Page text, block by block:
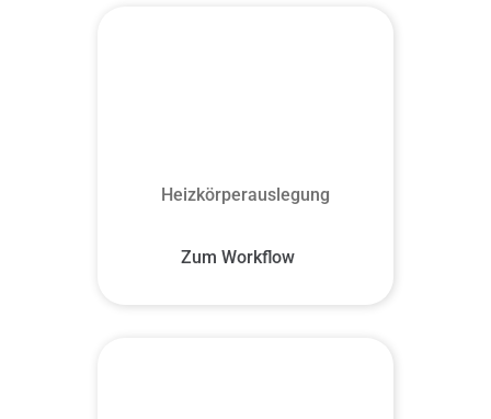
Heizkörperauslegung
Zum Workflow